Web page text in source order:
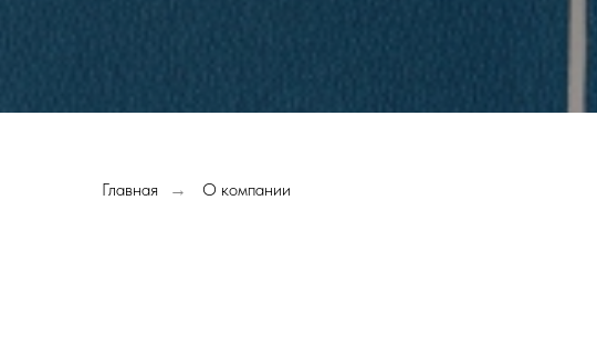
Главная → О компании